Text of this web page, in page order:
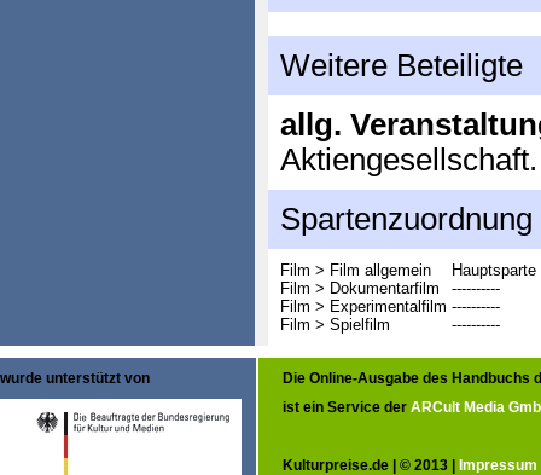
Weitere Beteiligte
allg.
Aktiengesellschaft.
Spartenzuordnung
Film > Film allgemein
Hauptsparte
Film > Dokumentarfilm
----------
Film > Experimentalfilm ----------
Film > Spielfilm
----------
wurde unterstützt von
Die Online-Ausgabe des Handbuchs
ist ein Service der ARCult Media
Kulturpreise.de | © 2013 | Impressum